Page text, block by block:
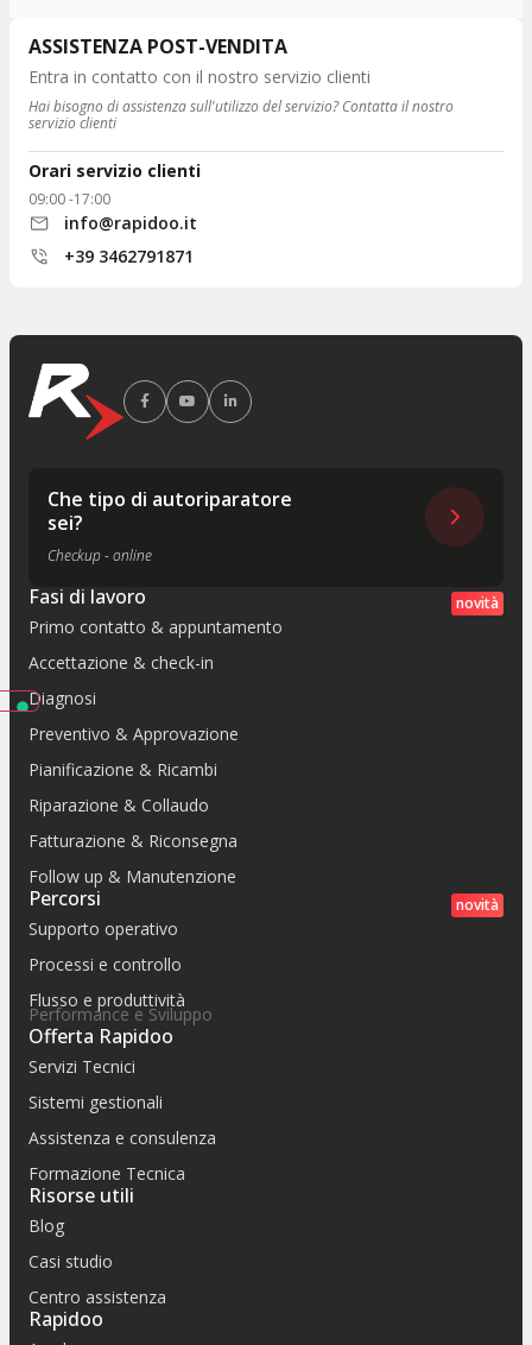
ASSISTENZA POST-VENDITA
Entra in contatto con il nostro servizio clienti
Hai bisogno di assistenza sull'utilizzo del servizio? Contatta il nostro
servizio clienti
Orari servizio clienti
09:00 -17:00
info@rapidoo.it
+39 3462791871
Che tipo di autoriparatore
sei?
Checkup - online
novità
Fasi di lavoro
Primo contatto & appuntamento
Accettazione & check-in
Diagnosi
Preventivo & Approvazione
Pianificazione & Ricambi
Riparazione & Collaudo
Fatturazione & Riconsegna
Follow up & Manutenzione
novità
Percorsi
Supporto operativo
Processi e controllo
Flusso e produttività
Performance e Sviluppo
Offerta Rapidoo
Servizi Tecnici
Sistemi gestionali
Assistenza e consulenza
Formazione Tecnica
Risorse utili
Blog
Casi studio
Centro assistenza
Rapidoo